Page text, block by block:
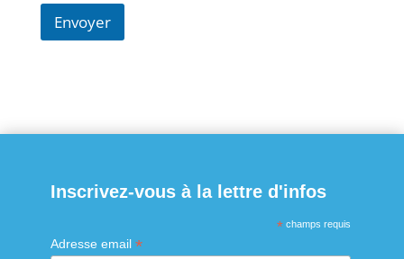
Envoyer
Inscrivez-vous à la lettre d'infos
* champs requis
Adresse email *